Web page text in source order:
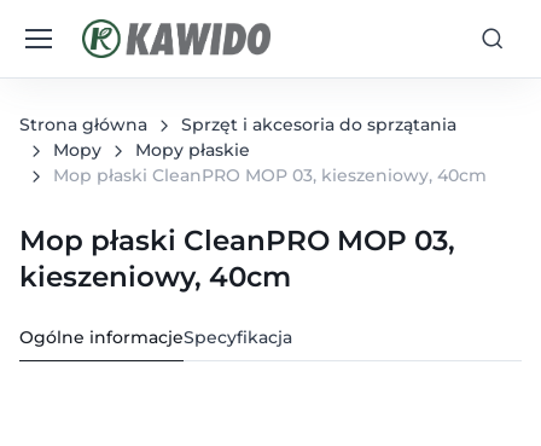
Strona główna
Sprzęt i akcesoria do sprzątania
Mopy
Mopy płaskie
Mop płaski CleanPRO MOP 03, kieszeniowy, 40cm
Mop płaski CleanPRO MOP 03,
kieszeniowy, 40cm
Ogólne informacjeSpecyfikacja